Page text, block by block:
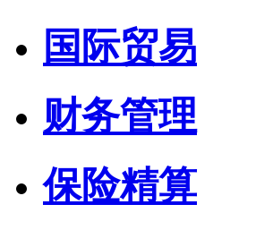
国际贸易
财务管理
保险精算